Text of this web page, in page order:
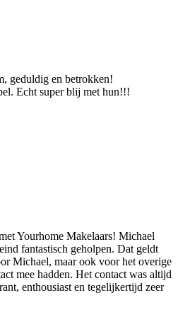
geduldig en betrokken!
Echt super blij met hun!!!
Yourhome Makelaars! Michael
fantastisch geholpen. Dat geldt
Michael, maar ook voor het overige
mee hadden. Het contact was altijd
enthousiast en tegelijkertijd zeer